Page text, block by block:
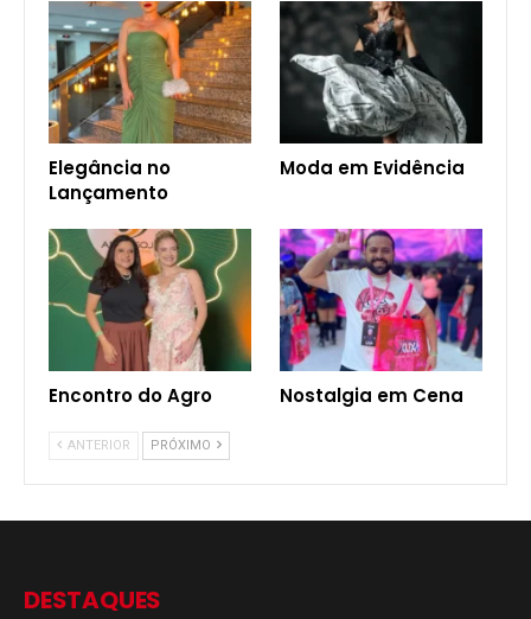
Elegância no
Lançamento
Moda em Evidência
Encontro do Agro Nostalgia em Cena
ANTERIOR PRÓXIMO
DESTAQUES